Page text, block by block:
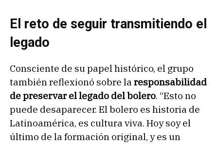
El reto de seguir transmitiendo el
legado
Consciente de su papel histórico, el grupo
también reflexionó sobre laresponsabilidad
de preservar el legado del bolero. “Esto no
puede desaparecer. El bolero es historia de
Latinoamérica, es cultura viva. Hoy soy el
último de la formación original, y es un